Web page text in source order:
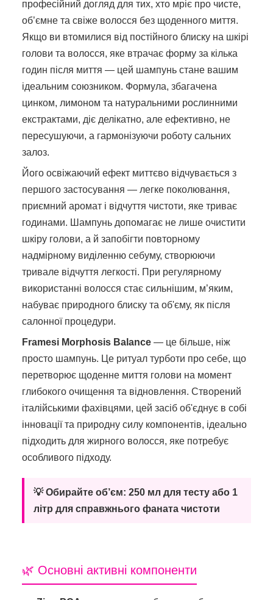
професійний догляд для тих, хто мріє про чисте,
об’ємне та свіже волосся без щоденного миття.
Якщо ви втомилися від постійного блиску на шкірі
голови та волосся, яке втрачає форму за кілька
годин після миття — цей шампунь стане вашим
ідеальним союзником. Формула, збагачена
цинком, лимоном та натуральними рослинними
екстрактами, діє делікатно, але ефективно, не
пересушуючи, а гармонізуючи роботу сальних
залоз.
Його освіжаючий ефект миттєво відчувається з
першого застосування — легке поколювання,
приємний аромат і відчуття чистоти, яке триває
годинами. Шампунь допомагає не лише очистити
шкіру голови, а й запобігти повторному
надмірному виділенню себуму, створюючи
тривале відчуття легкості. При регулярному
використанні волосся стає сильнішим, м’яким,
набуває природного блиску та об'єму, як після
салонної процедури.
Framesi Morphosis Balance — це більше, ніж
просто шампунь. Це ритуал турботи про себе, що
перетворює щоденне миття голови на момент
глибокого очищення та відновлення. Створений
італійськими фахівцями, цей засіб об'єднує в собі
інновації та природну силу компонентів, ідеально
підходить для жирного волосся, яке потребує
особливого підходу.
💡 Обирайте об’єм: 250 мл для тесту або 1
літр для справжнього фаната чистоти
🌿 Основні активні компоненти